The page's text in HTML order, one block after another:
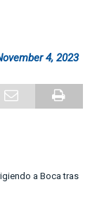
4, 2023
a Boca tras